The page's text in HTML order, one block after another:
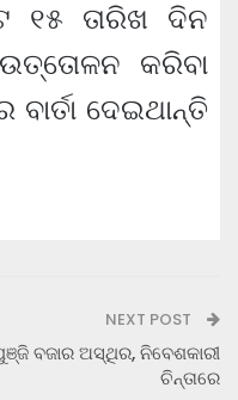
୧୫ ତାରିଖ ଦିନ
ଉତ୍ତୋଳନ କରିବା
ଦେଇଥାନ୍ତି
NEXT POST
ବଜାର ଅସ୍ଥିର, ନିବେଶକାରୀ
ଚିନ୍ତାରେ